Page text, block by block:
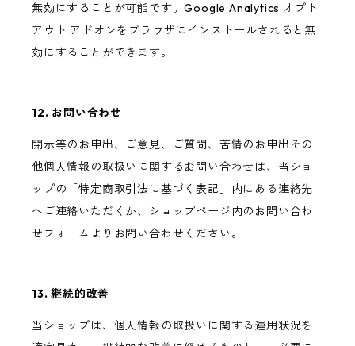
無効にすることが可能です。Google Analytics オプト
アウト アドオンをブラウザにインストールされると無
効にすることができます。
12. お問い合わせ
開示等のお申出、ご意見、ご質問、苦情のお申出その
他個人情報の取扱いに関するお問い合わせは、当ショ
ップの「特定商取引法に基づく表記」内にある連絡先
へご連絡いただくか、ショップページ内のお問い合わ
せフォームよりお問い合わせください。
13. 継続的改善
当ショップは、個人情報の取扱いに関する運用状況を